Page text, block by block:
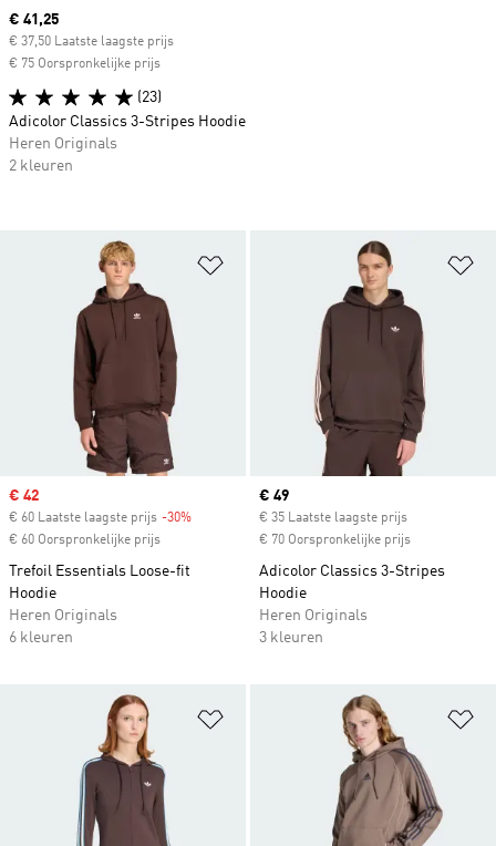
Op verlanglijst zetten
Sale price
€ 42
€ 60 Laatste laagste prijs -30%
€ 60 Oorspronkelijke prijs
Trefoil Essentials Loose-fit
Hoodie
Heren Originals
6 kleuren
Current price
€ 49
€ 35 Laatste laagste prijs
€ 70 Oorspronkelijke prijs
Adicolor Classics 3-Stripes
Hoodie
Heren Originals
3 kleuren
Op verlanglijst zetten
Current price
€ 41,25
€ 37,50 Laatste laagste prijs
€ 75 Oorspronkelijke prijs
(23)
Adicolor Classics 3-Stripes Hoodie
Heren Originals
2 kleuren